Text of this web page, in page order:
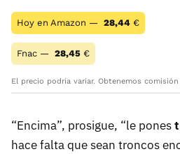
Hoy en Amazon — 28,44 €
Fnac — 28,45 €
El precio podría variar. Obtenemos
“Encima”, prosigue, “le pones
hace falta que sean troncos